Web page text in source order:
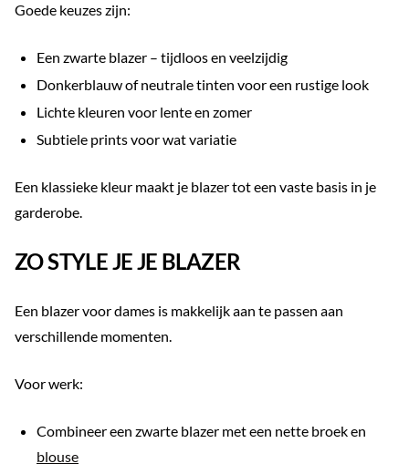
Goede keuzes zijn:
Een zwarte blazer – tijdloos en veelzijdig
Donkerblauw of neutrale tinten voor een rustige look
Lichte kleuren voor lente en zomer
Subtiele prints voor wat variatie
Een klassieke kleur maakt je blazer tot een vaste basis in je
garderobe.
ZO STYLE JE JE BLAZER
Een blazer voor dames is makkelijk aan te passen aan
verschillende momenten.
Voor werk:
Combineer een zwarte blazer met een nette broek en
blouse